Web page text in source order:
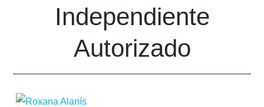
Independiente
Autorizado